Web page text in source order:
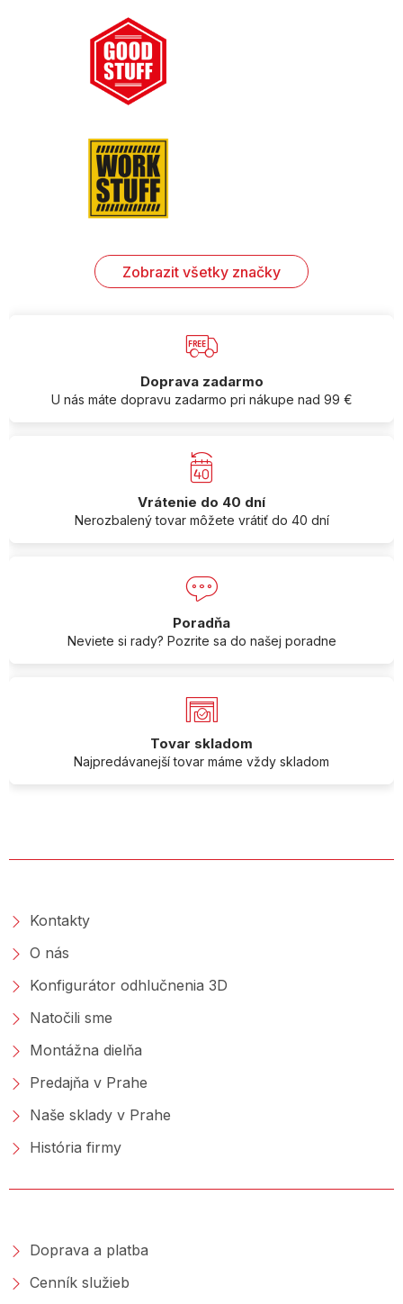
Zobrazit všetky značky
Doprava zadarmo
U nás máte dopravu zadarmo pri nákupe nad 99 €
Vrátenie do 40 dní
Nerozbalený tovar môžete vrátiť do 40 dní
Poradňa
Neviete si rady? Pozrite sa do našej poradne
Tovar skladom
Najpredávanejší tovar máme vždy skladom
Kontakty
O nás
Konfigurátor odhlučnenia 3D
Natočili sme
Montážna dielňa
Predajňa v Prahe
Naše sklady v Prahe
História firmy
Doprava a platba
Cenník služieb